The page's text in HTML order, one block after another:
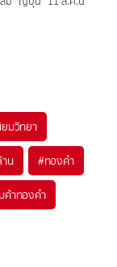
มวิทยา
น #ทองคำ
ค้าทองคำ